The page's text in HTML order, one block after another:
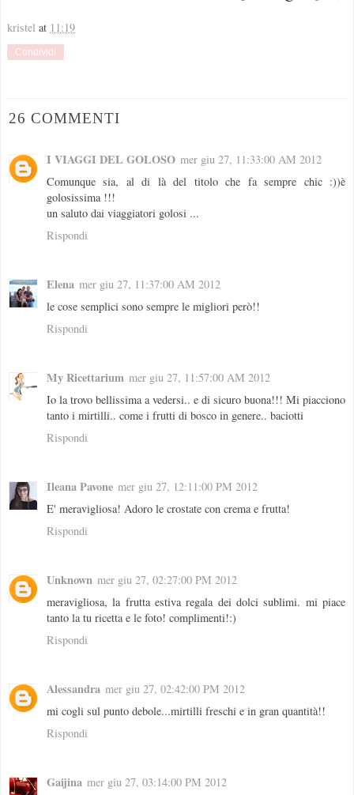
kristel at 11:19
Condividi
26 COMMENTI
I VIAGGI DEL GOLOSO mer giu 27, 11:33:00 AM 2012
Comunque sia, al di là del titolo che fa sempre chic :))è
golosissima !!!
un saluto dai viaggiatori golosi ...
Rispondi
Elena mer giu 27, 11:37:00 AM 2012
le cose semplici sono sempre le migliori però!!
Rispondi
My Ricettarium mer giu 27, 11:57:00 AM 2012
Io la trovo bellissima a vedersi.. e di sicuro buona!!! Mi piacciono
tanto i mirtilli.. come i frutti di bosco in genere.. baciotti
Rispondi
Ileana Pavone mer giu 27, 12:11:00 PM 2012
E' meravigliosa! Adoro le crostate con crema e frutta!
Rispondi
Unknown mer giu 27, 02:27:00 PM 2012
meravigliosa, la frutta estiva regala dei dolci sublimi. mi piace
tanto la tu ricetta e le foto! complimenti!:)
Rispondi
Alessandra mer giu 27, 02:42:00 PM 2012
mi cogli sul punto debole...mirtilli freschi e in gran quantità!!
Rispondi
Gaijina mer giu 27, 03:14:00 PM 2012